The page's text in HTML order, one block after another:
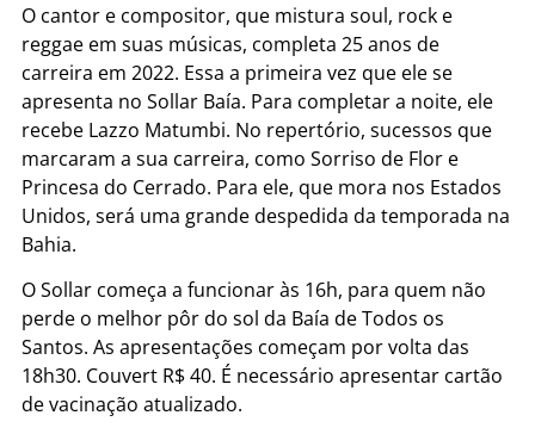
O cantor e compositor, que mistura soul, rock e
reggae em suas músicas, completa 25 anos de
carreira em 2022. Essa a primeira vez que ele se
apresenta no Sollar Baía. Para completar a noite, ele
recebe Lazzo Matumbi. No repertório, sucessos que
marcaram a sua carreira, como Sorriso de Flor e
Princesa do Cerrado. Para ele, que mora nos Estados
Unidos, será uma grande despedida da temporada na
Bahia.
O Sollar começa a funcionar às 16h, para quem não
perde o melhor pôr do sol da Baía de Todos os
Santos. As apresentações começam por volta das
18h30. Couvert R$ 40. É necessário apresentar cartão
de vacinação atualizado.